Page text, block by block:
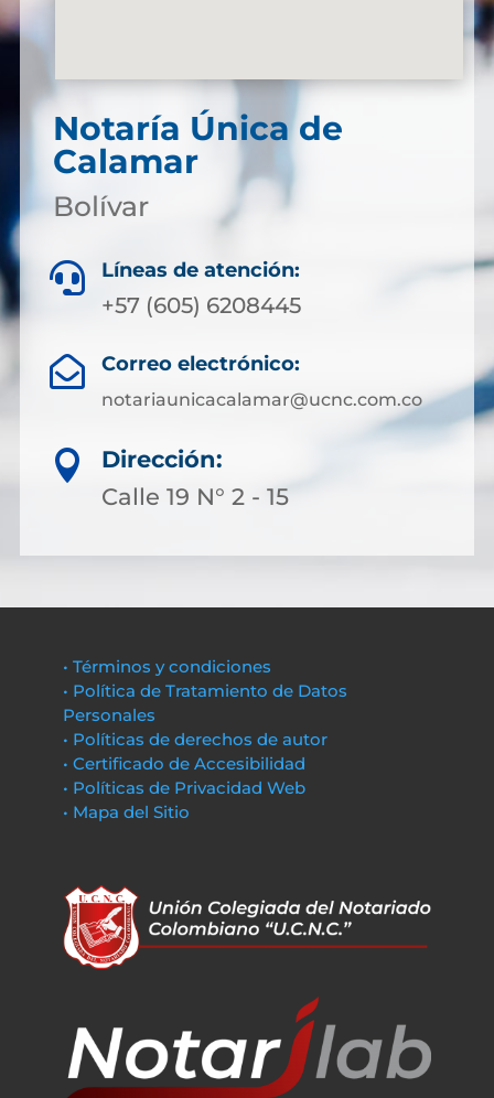
Notaría Única de
Calamar
Bolívar
 Líneas de atención:
+57 (605) 6208445
 Correo electrónico:
notariaunicacalamar@ucnc.com.co

Dirección:
Calle 19 N° 2 - 15
• Términos y condiciones
• Política de Tratamiento de Datos
Personales
• Políticas de derechos de autor
• Certificado de Accesibilidad
• Políticas de Privacidad Web
• Mapa del Sitio